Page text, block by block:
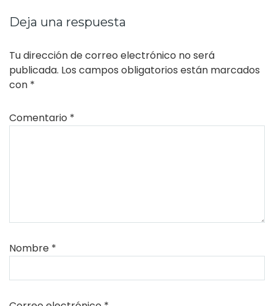
Deja una respuesta
Tu dirección de correo electrónico no será
publicada. Los campos obligatorios están marcados
con *
Comentario *
Nombre *